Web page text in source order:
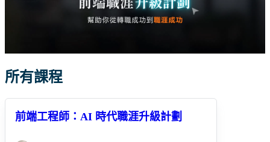
所有課程
前端工程師：AI 時代職涯升級計劃